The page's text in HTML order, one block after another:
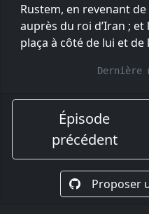
Rustem, en revenant
auprès du roi d’Iran ;
plaça à côté de lui et de
Épisode
précédent
Proposer